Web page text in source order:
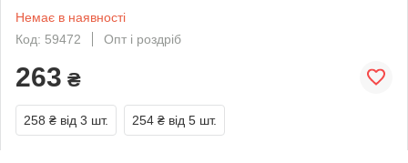
Немає в наявності
Код: 59472
Опт і роздріб
263 ₴
258 ₴ від 3 шт. 254 ₴ від 5 шт.